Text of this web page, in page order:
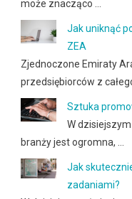
może znacząco …
Jak uniknąć
ZEA
Zjednoczone Emiraty
przedsiębiorców z
Sztuka
W
branży jest ogromna, …
Jak
zadaniami?